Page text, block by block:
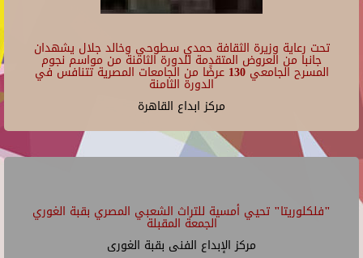
تحت رعاية وزيرة الثقافة حمدي سطوحي وخالد جلال يشهدان
جانبا من العروض المتقدمة للدورة الثامنة من مواسم نجوم
المسرح الجامعي 130 عرضًا من الجامعات المصرية تتنافس في
الدورة الثامنة
مركز ابداع القاهرة
"فلكلوريتا" تحيي أمسية للتراث الشعبي المصري بقبة الغوري
الجمعة المقبلة
مركز الإبداع الفنى بقبة الغورى